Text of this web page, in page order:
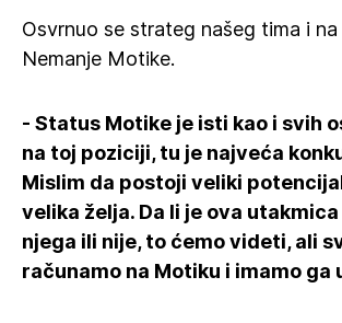
Osvrnuo se strateg našeg tima i
Nemanje Motike.
- Status Motike je isti kao i svih
na toj poziciji, tu je najveća
Mislim da postoji veliki
velika želja. Da li je ova
njega ili nije, to ćemo videti, ali
računamo na Motiku i imamo ga